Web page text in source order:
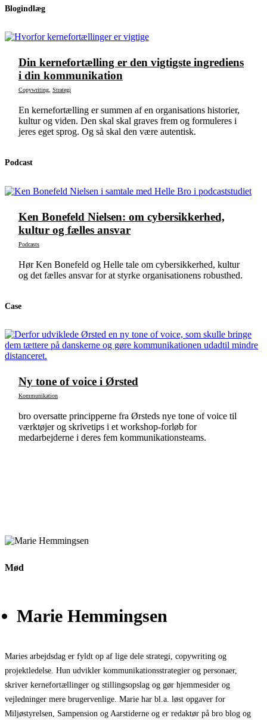
Blogindlæg
Din kernefortælling er den vigtigste ingrediens
i din kommunikation
Copywriting, Strategi
En kerne­fortælling er sum­men af en organ­i­sa­tions his­to­ri­er,
kul­tur og viden. Den skal skal graves frem og for­muleres i
jeres eget sprog. Og så skal den være autentisk.
Podcast
Ken Bonefeld Nielsen: om cybersikkerhed,
kultur og fælles ansvar
Podcasts
Hør Ken Bonefeld og Helle tale om cybersikkerhed, kultur
og det fælles ansvar for at styrke organisationens robusthed.
Case
Ny tone of voice i Ørsted
Kommunikation
bro oversatte principperne fra Ørsteds nye tone of voice til
værktøjer og skrivetips i et workshop-forløb for
medarbejderne i deres fem kommunikationsteams.
Mød
Marie Hemmingsen
Maries arbejdsdag er fyldt op af lige dele strategi, copywriting og
projektledelse. Hun udvikler kommunikationsstrategier og personaer,
skriver kernefortællinger og stillingsopslag og gør hjemmesider og
vejledninger mere brugervenlige. Marie har bl.a. løst opgaver for
Miljøstyrelsen, Sampension og Aarstiderne og er redaktør på bro blog og